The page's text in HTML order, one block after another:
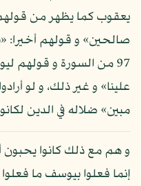
يعقوب كما يظهر من
صالحين» و قولهم أخيرا: «يا
97 من السورة و قولهم
علينا» و غير ذلك، و لو
مبين» ضلاله في الدين
و هم مع ذلك كانوا يحبون
إنما فعلوا بيوسف ما